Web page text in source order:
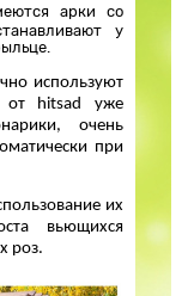
арки со
у
используют
от hitsad уже
очень
при
их
вьющихся
роз.